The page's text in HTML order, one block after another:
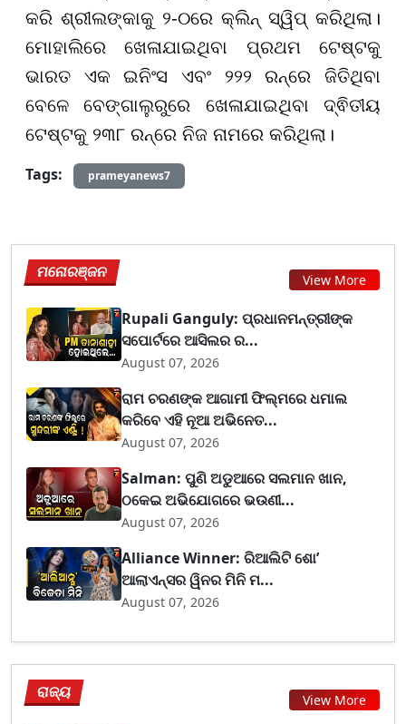
କରି ଶ୍ରୀଲଙ୍କାକୁ ୨-୦ରେ କ୍ଲିନ୍ ସ୍ୱିପ୍ କରିଥିଲା।
ମୋହାଲିରେ ଖେଳାଯାଇଥିବା ପ୍ରଥମ ଟେଷ୍ଟକୁ
ଭାରତ ଏକ ଇନିଂସ ଏବଂ ୨୨୨ ରନ୍ରେ ଜିତିଥିବା
ବେଳେ ବେଙ୍ଗାଲୁରୁରେ ଖେଳାଯାଇଥିବା ଦ୍ଵିତୀୟ
ଟେଷ୍ଟକୁ ୨୩୮ ରନ୍ରେ ନିଜ ନାମରେ କରିଥିଲା।
Tags:
prameyanews7
ମନୋରଞ୍ଜନ View More
Rupali Ganguly: ପ୍ରଧାନମନ୍ତ୍ରୀଙ୍କ
ସପୋର୍ଟରେ ଆସିଲର ର...
August 07, 2026
ରାମ ଚରଣଙ୍କ ଆଗାମୀ ଫିଲ୍ମରେ ଧମାଲ
କରିବେ ଏହି ନୂଆ ଅଭିନେତ...
August 07, 2026
Salman: ପୁଣି ଅଡୁଆରେ ସଲମାନ ଖାନ,
ଠକେଇ ଅଭିଯୋଗରେ ଭଉଣୀ...
August 07, 2026
Alliance Winner: ରିଆଲିଟି ଶୋ’
ଆଲାଏନ୍ସର ୱିନର ମିନି ମ...
August 07, 2026
ରାଜ୍ୟ View More